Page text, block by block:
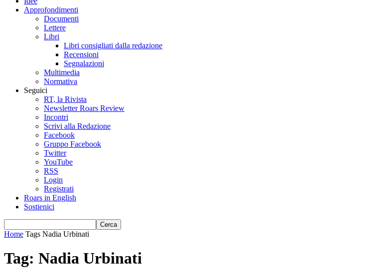
Approfondimenti
Documenti
Lettere
Libri
Libri consigliati dalla redazione
Recensioni
Segnalazioni
Multimedia
Normativa
Seguici
RT, la Rivista
Newsletter Roars Review
Incontri
Scrivi alla Redazione
Facebook
Gruppo Facebook
Twitter
YouTube
RSS
Login
Registrati
Roars in English
Sostienici
Home Tags Nadia Urbinati
Tag: Nadia Urbinati